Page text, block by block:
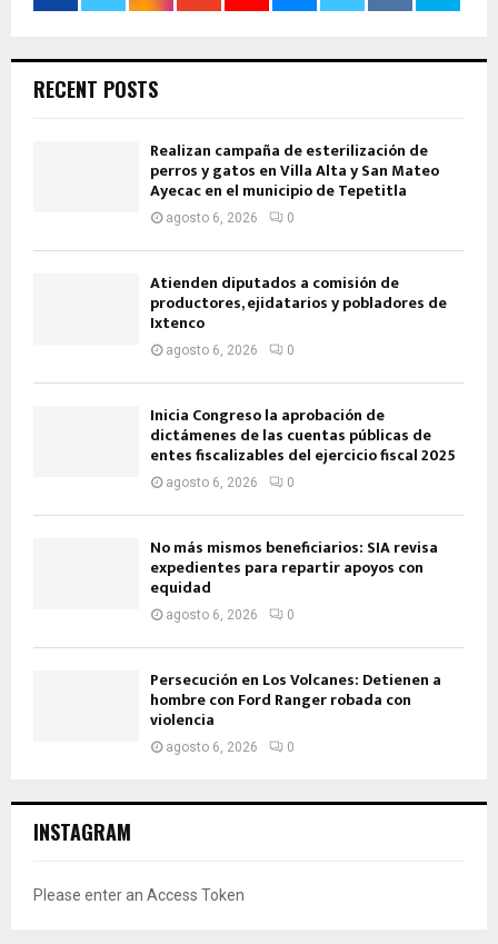
RECENT POSTS
Realizan campaña de esterilización de
perros y gatos en Villa Alta y San Mateo
Ayecac en el municipio de Tepetitla
agosto 6, 2026 0
Atienden diputados a comisión de
productores, ejidatarios y pobladores de
Ixtenco
agosto 6, 2026 0
Inicia Congreso la aprobación de
dictámenes de las cuentas públicas de
entes fiscalizables del ejercicio fiscal 2025
agosto 6, 2026 0
No más mismos beneficiarios: SIA revisa
expedientes para repartir apoyos con
equidad
agosto 6, 2026 0
Persecución en Los Volcanes: Detienen a
hombre con Ford Ranger robada con
violencia
agosto 6, 2026 0
INSTAGRAM
Please enter an Access Token